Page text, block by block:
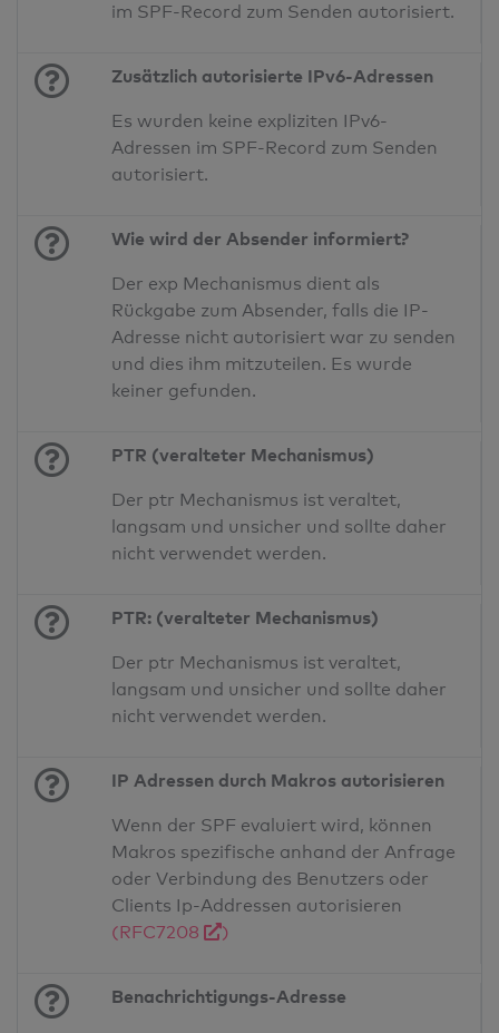
im SPF-Record zum Senden autorisiert.
Zusätzlich autorisierte IPv6-Adressen
Es wurden keine expliziten IPv6-
Adressen im SPF-Record zum Senden
autorisiert.
Wie wird der Absender informiert?
Der exp Mechanismus dient als
Rückgabe zum Absender, falls die IP-
Adresse nicht autorisiert war zu senden
und dies ihm mitzuteilen. Es wurde
keiner gefunden.
PTR (veralteter Mechanismus)
Der ptr Mechanismus ist veraltet,
langsam und unsicher und sollte daher
nicht verwendet werden.
PTR: (veralteter Mechanismus)
Der ptr Mechanismus ist veraltet,
langsam und unsicher und sollte daher
nicht verwendet werden.
IP Adressen durch Makros autorisieren
Wenn der SPF evaluiert wird, können
Makros spezifische anhand der Anfrage
oder Verbindung des Benutzers oder
Clients Ip-Addressen autorisieren
(RFC7208
)
Benachrichtigungs-Adresse